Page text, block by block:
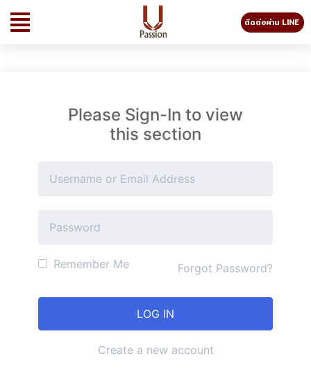
ติดต่อผ่าน LINE
Please Sign-In to view
this section
Remember Me Forgot Password?
Create a new account